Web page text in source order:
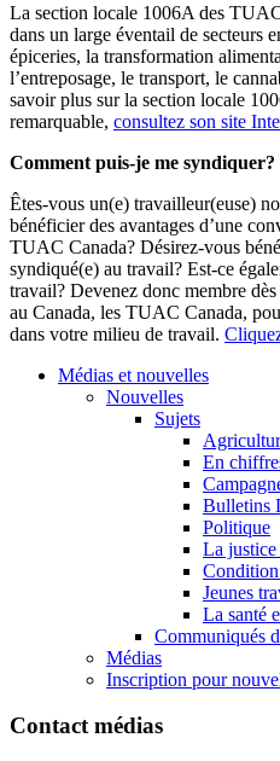
La section locale 1006A des
dans un large éventail de secteurs
épiceries, la transformation
l’entreposage, le transport, le
savoir plus sur la section locale
remarquable, consultez son site
Comment puis-je me syndiquer?
Êtes-vous un(e) travailleur(euse)
bénéficier des avantages d’une
TUAC Canada? Désirez-vous
syndiqué(e) au travail? Est-ce
travail? Devenez donc membre
au Canada, les TUAC Canada,
dans votre milieu de travail.
Médias et nouvelles
Nouvelles
Sujets
En
Bulletins
Politique
La justice
Condition
Jeunes
La santé
Communiqués
Médias
Inscription pour
Contact médias